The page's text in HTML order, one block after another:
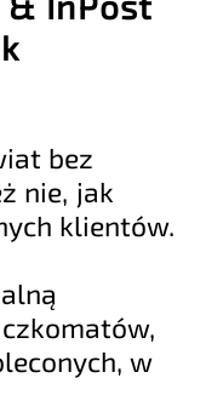
bez
nie, jak
klientów.
w